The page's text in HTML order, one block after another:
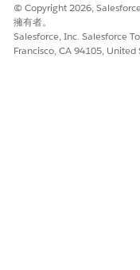
© Copyright 2026,
擁有者。
Salesforce, Inc. Salesforce
Francisco, CA 94105, United